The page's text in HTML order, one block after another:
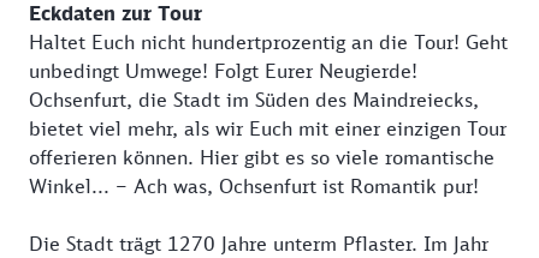
Eckdaten zur Tour
Haltet Euch nicht hundertprozentig an die Tour! Geht
unbedingt Umwege! Folgt Eurer Neugierde!
Ochsenfurt, die Stadt im Süden des Maindreiecks,
bietet viel mehr, als wir Euch mit einer einzigen Tour
offerieren können. Hier gibt es so viele romantische
Winkel... – Ach was, Ochsenfurt ist Romantik pur!
Die Stadt trägt 1270 Jahre unterm Pflaster. Im Jahr